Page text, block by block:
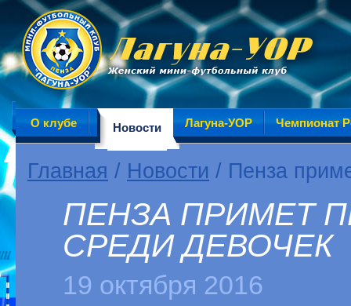
О клубе Новости Лагуна-УОР Чемпионат
Главная / Новости / Пенза
ПЕНЗА ПРИМЕТ
СРЕДИ ДЕВОЧЕК
19 октября 2016